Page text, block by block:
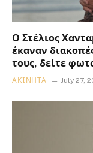
Ο Στέλιος
έκαναν
τους, δείτε
ΑΚΊΝΗΤΑ July 27,